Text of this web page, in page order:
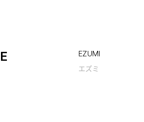
E EZUMI
エズミ